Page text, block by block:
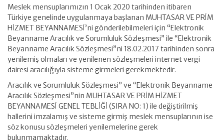
Meslek mensuplarımızın 1 Ocak 2020 tarihinden itibaren
Türkiye genelinde uygulanmaya başlanan MUHTASAR VE PRİM
HİZMET BEYANNAMESİ’ni gönderilebilmeleri için “Elektronik
Beyanname Aracılık ve Sorumluluk Sözleşmesi” ile “Elektronik
Beyanname Aracılık Sözleşmesi”ni 18.02.2017 tarihinden sonra
yenilemiş olmaları ve yenilenen sözleşmeleri internet vergi
dairesi aracılığıyla sisteme girmeleri gerekmektedir.
Aracılık ve Sorumluluk Sözleşmesi” ve “Elektronik Beyanname
Aracılık Sözleşmesi”nin MUHTASAR VE PRİM HİZMET
BEYANNAMESİ GENEL TEBLİĞİ (SIRA NO: 1) ile değiştirilmiş
hallerini imzalamış ve sisteme girmiş meslek mensuplarının ise
söz konusu sözleşmeleri yenilemelerine gerek
bulunmamaktadır.